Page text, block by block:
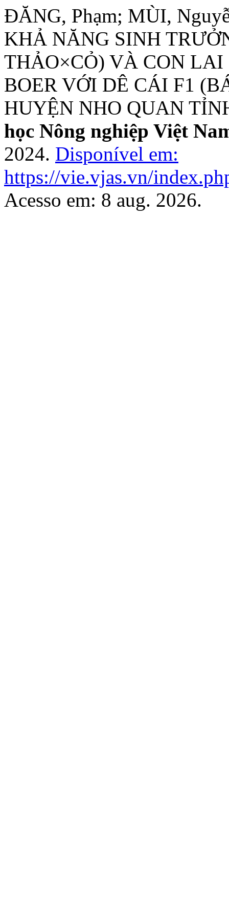
ĐĂNG, Phạm; MÙI,
KHẢ NĂNG SINH
THẢO×CỎ) VÀ CON
BOER VỚI DÊ CÁI F1
HUYỆN NHO QUAN
học Nông nghiệp Việt
2024. Disponível em:
https://vie.vjas.vn/
Acesso em: 8 aug. 2026.